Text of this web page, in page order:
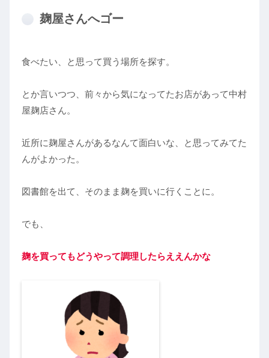
麹屋さんへゴー
食べたい、と思って買う場所を探す。
とか言いつつ、前々から気になってたお店があって中村
屋麹店さん。
近所に麹屋さんがあるなんて面白いな、と思ってみてた
んがよかった。
図書館を出て、そのまま麹を買いに行くことに。
でも、
麹を買ってもどうやって調理したらええんかな